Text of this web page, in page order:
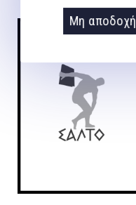
Μη αποδοχή